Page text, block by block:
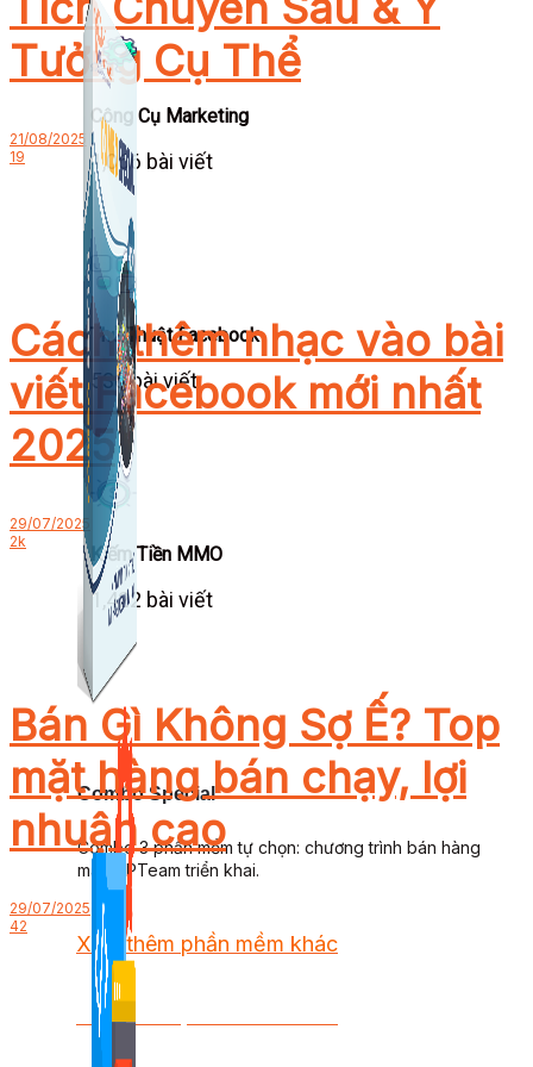
Công Cụ Marketing
1,066 bài viết
Thủ Thuật Facebook
536 bài viết
Kiếm Tiền MMO
1,422 bài viết
Combo Special
Combo 3 phần mềm tự chọn: chương trình bán hàng
mà ATPTeam triển khai.
Xem thêm phần mềm khác
Xem thêm phần mềm khác
Tưởng Cụ Thể
21/08/2025
19
Cách thêm nhạc vào bài
viết Facebook mới nhất
2025
29/07/2025
2k
Bán Gì Không Sợ Ế? Top
mặt hàng bán chạy, lợi
nhuận cao
29/07/2025
42